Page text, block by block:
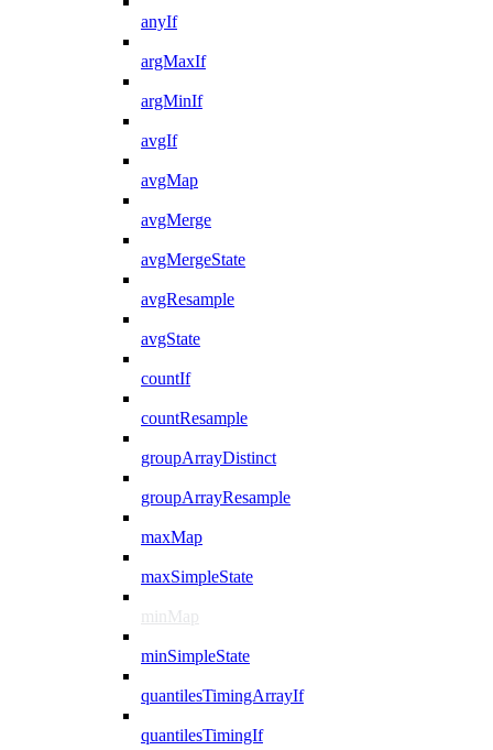
anyIf
argMaxIf
argMinIf
avgIf
avgMap
avgMerge
avgMergeState
avgResample
avgState
countIf
countResample
groupArrayDistinct
groupArrayResample
maxMap
maxSimpleState
minMap
minSimpleState
quantilesTimingArrayIf
quantilesTimingIf